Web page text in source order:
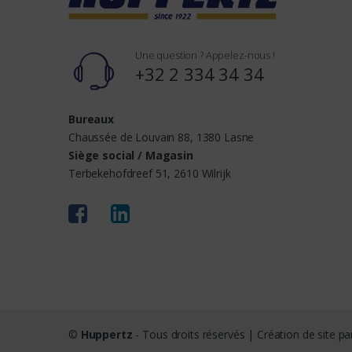
Une question ? Appelez-nous !
+32 2 334 34 34
Bureaux
Chaussée de Louvain 88, 1380 Lasne
Siège social / Magasin
Terbekehofdreef 51, 2610 Wilrijk
© Huppertz - Tous droits réservés | Création de site